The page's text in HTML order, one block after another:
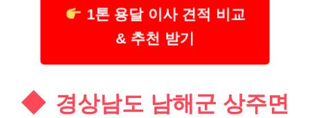
1톤 용달 이사 견적 비교
& 추천 받기
경상남도 남해군 상주면